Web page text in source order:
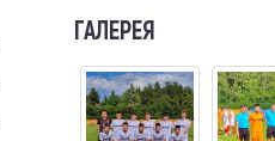
ГАЛЕРЕЯ